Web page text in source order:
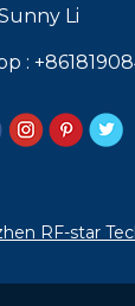
Li
:
RF-star